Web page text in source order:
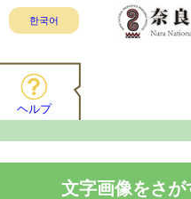
한국어
ヘルプ
文字画像をさが